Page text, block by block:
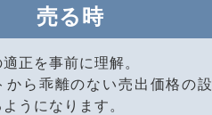
売る時
正を事前に理解。
から乖離のない売出価格の設
うになります。